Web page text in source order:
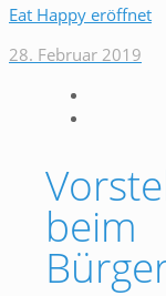
Eat Happy eröffnet
28. Februar 2019
beim